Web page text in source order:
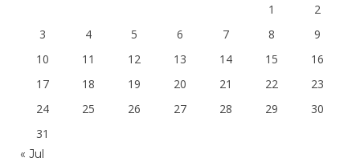
1
2
3
4 5 6 7 8
9
10
11 12 13 14 15
16
17
18 19 20 21 22
23
24
25 26 27 28 29
30
31
« Jul